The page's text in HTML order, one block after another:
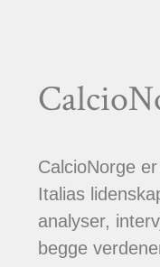
CalcioNorge
Italias
analyser,
begge